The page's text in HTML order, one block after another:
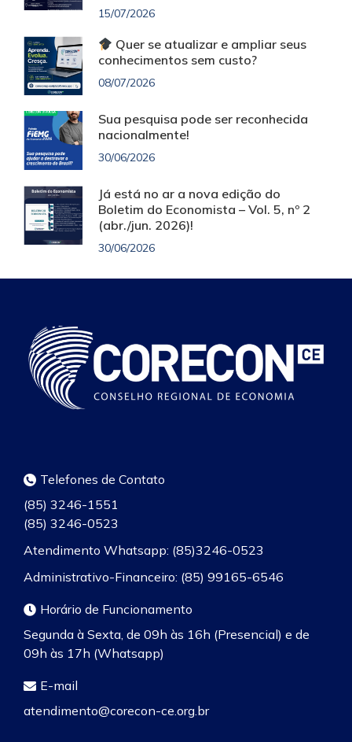
15/07/2026
Quer se atualizar e ampliar seus
conhecimentos sem custo?
08/07/2026
Sua pesquisa pode ser reconhecida
nacionalmente!
30/06/2026
Já está no ar a nova edição do
Boletim do Economista – Vol. 5, nº 2
(abr./jun. 2026)!
30/06/2026
Telefones de Contato
(85) 3246-1551
(85) 3246-0523
Atendimento Whatsapp: (85)3246-0523
Administrativo-Financeiro: (85) 99165-6546
Horário de Funcionamento
Segunda à Sexta, de 09h às 16h (Presencial) e de
09h às 17h (Whatsapp)
E-mail
atendimento@corecon-ce.org.br